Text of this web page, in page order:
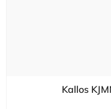
Kallos